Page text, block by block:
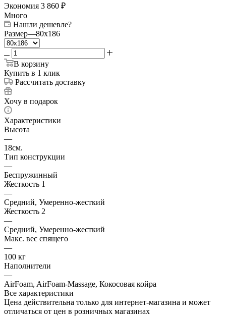
Экономия 3 860 ₽
Много
Нашли дешевле?
Размер—80x186
В корзину
Купить в 1 клик
Рассчитать доставку
Хочу в подарок
Характеристики
Высота
—
18см.
Тип конструкции
—
Беспружинный
Жесткость 1
—
Средний, Умеренно-жесткий
Жесткость 2
—
Средний, Умеренно-жесткий
Макс. вес спящего
—
100 кг
Наполнители
—
AirFoam, AirFoam-Massage, Кокосовая койра
Все характеристики
Цена действительна только для интернет-магазина и может
отличаться от цен в розничных магазинах